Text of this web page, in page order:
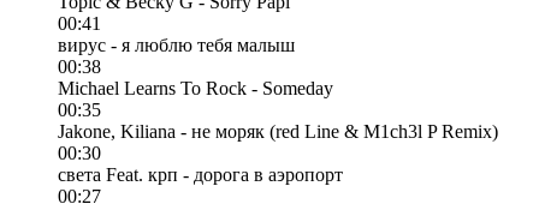
00:41
вирус - я люблю тебя малыш
00:38
Michael Learns To Rock - Someday
00:35
Jakone, Kiliana - не моряк (red Line & M1ch3l P Remix)
00:30
света Feat. крп - дорога в аэропорт
00:27